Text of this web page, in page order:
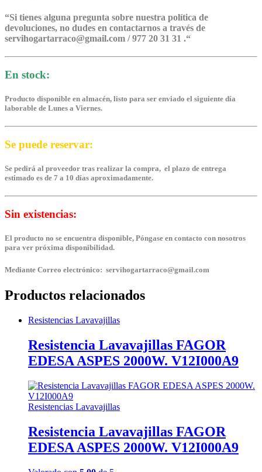
“Si tienes alguna pregunta sobre nuestra política de
devoluciones, no dudes en contactarnos a través de
servihogartarraco@gmail.com / 977 20 31 31 .“
En stock:
Producto disponible en almacén, listo para ser enviado el siguiente día
laborable de Lunes a Viernes.
Se puede reservar:
Se pedirá al proveedor tras realizar la compra, el plazo de entrega
estimado es de 7 a 10 días aproximadamente.
Sin existencias:
El producto no se encuentra disponible, Póngase en contacto con nosotros
para ver próxima disponibilidad.
Mediante Correo electrónico: servihogartarraco@gmail.com
Productos relacionados
Resistencias Lavavajillas
Resistencia Lavavajillas FAGOR
EDESA ASPES 2000W. V12I000A9
Resistencias Lavavajillas
Resistencia Lavavajillas FAGOR
EDESA ASPES 2000W. V12I000A9